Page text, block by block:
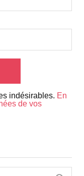
indésirables. En
de vos